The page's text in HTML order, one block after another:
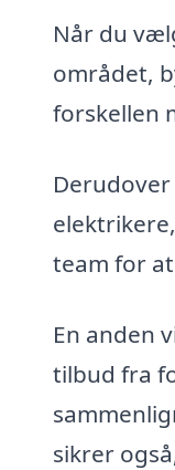
Når du
området,
forskellen
team for
En anden
tilbud fra
sikrer